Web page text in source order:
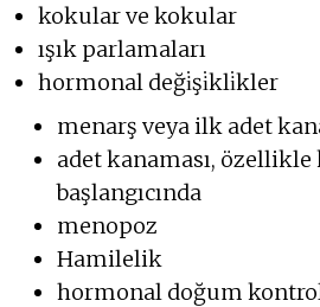
kokular ve kokular
ışık parlamaları
hormonal deği̇şi̇kli̇kler
menarş veya ilk adet
adet kanaması, özellikle
başlangıcında
menopoz
Hamilelik
hormonal doğum